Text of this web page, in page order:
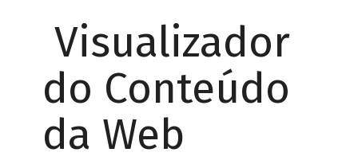
Visualizador
do Conteúdo
da Web